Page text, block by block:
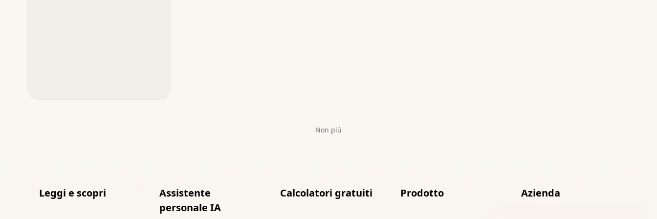
Non più
Leggi e scopri
Assistente
personale IA
Calcolatori gratuiti Prodotto Azienda